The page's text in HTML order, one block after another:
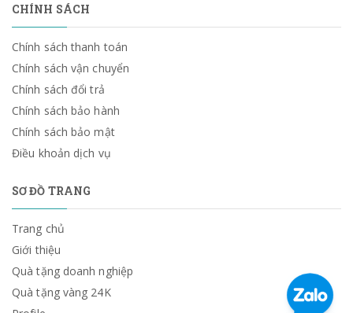
CHÍNH SÁCH
Chính sách thanh toán
Chính sách vận chuyển
Chính sách đổi trả
Chính sách bảo hành
Chính sách bảo mật
Điều khoản dịch vụ
SƠ ĐỒ TRANG
Trang chủ
Giới thiệu
Quà tặng doanh nghiệp
Quà tặng vàng 24K